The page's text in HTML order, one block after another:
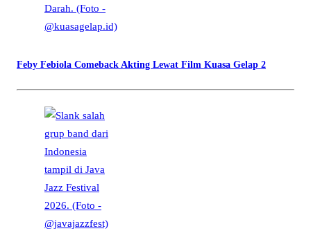
Feby Febiola Comeback Akting Lewat Film Kuasa Gelap 2